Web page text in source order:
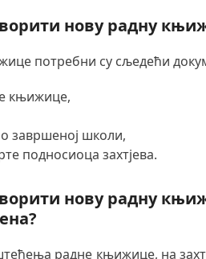
нову радну
потребни су сљедећи
књижице,
завршеној школи,
подносиоца захтјева.
нову радну
радне књижице, на